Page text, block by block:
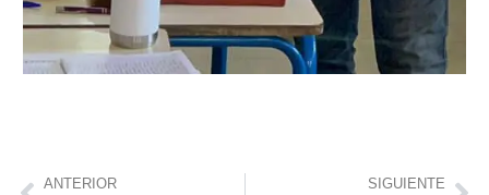
ANTERIOR SIGUIENTE